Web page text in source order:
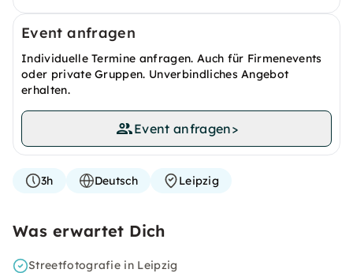
Event anfragen
Individuelle Termine anfragen. Auch für Firmenevents
oder private Gruppen. Unverbindliches Angebot
erhalten.
Event anfragen>
3h Deutsch Leipzig
Was erwartet Dich
Streetfotografie in Leipzig